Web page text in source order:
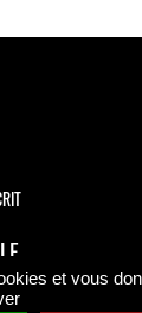
et vous